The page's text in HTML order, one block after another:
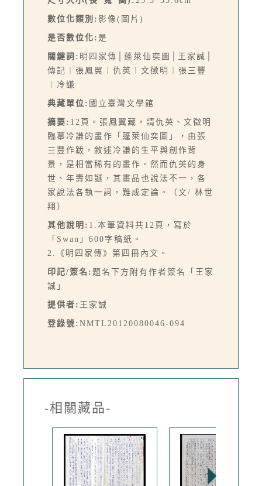
數位化類別: 影像(圖片)
是否數位化: 是
關鍵詞: 明四家傳│蓬萊仙奕圖│王家誠│
傳記︱張鳳翼︱仇英︱文徵明︱張三豐
︱冷謙
典藏單位: 國立臺灣文學館
摘要: 12頁。張鳳翼藏，請仇英、文徵明
臨摹冷謙的畫作「蓬萊仙奕圖」，由張
三豐作跋，敘述冷謙的生平與創作背
景，是相當稀有的畫作。然而仇英的身
世、年壽如謎，其畫品也說法不一，各
家說法各執一詞，難成定論。（文/ 林世
翔）
其他說明: 1.本筆資料共12頁，寫於
「Swan」600字稿紙。
2.《明四家傳》第四冊內文。
印記/簽名: 題名下方附有作者簽名「王家
誠」
提供者: 王家誠
登錄號: NMTL20120080046-094
-相關藏品-